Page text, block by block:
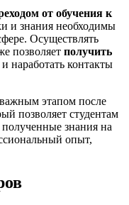
от обучения к
и знания необходимы
Осуществлять
позволяет получить
и наработать контакты
этапом после
позволяет студентам
знания на
опыт,